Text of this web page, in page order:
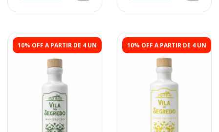
10% OFF A PARTIR DE 4 UN 10% OFF A PARTIR DE 4 UN